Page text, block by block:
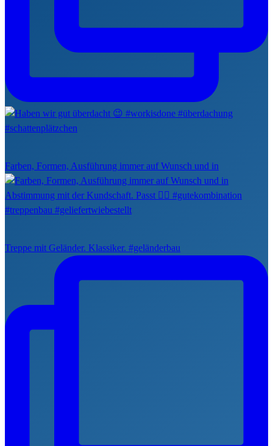
Farben, Formen, Ausführung immer auf Wunsch und in
Treppe mit Geländer. Klassiker. #geländerbau